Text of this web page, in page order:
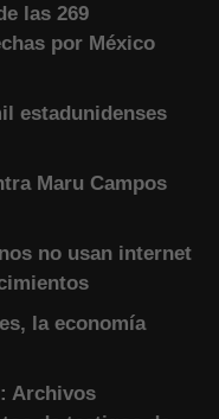
las 269
por México
estadunidenses
Maru Campos
no usan internet
la economía
Archivos